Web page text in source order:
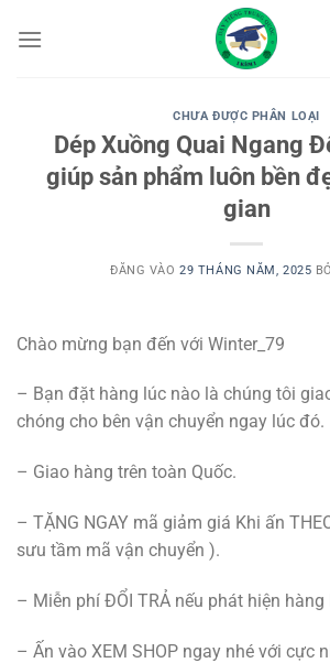
qua
CHƯA ĐƯỢC PHÂN LOẠI
Dép Xuồng Quai Ngang
giúp sản phẩm luôn bền
gian
ĐĂNG VÀO29 THÁNG NĂM, 2025
Chào mừng bạn đến với Winter_79
– Bạn đặt hàng lúc nào là chúng tôi
chóng cho bên vận chuyển ngay lúc đó.
– Giao hàng trên toàn Quốc.
– TẶNG NGAY mã giảm giá Khi ấn
sưu tầm mã vận chuyển ).
– Miễn phí ĐỔI TRẢ nếu phát hiện hàng
– Ấn vào XEM SHOP ngay nhé với cực